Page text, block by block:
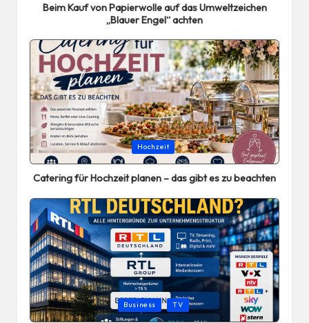
Beim Kauf von Papierwolle auf das Umweltzeichen
„Blauer Engel“ achten
Posted
in
Hochzeit
Catering für Hochzeit planen – das gibt es zu beachten
Posted
in
Business TV